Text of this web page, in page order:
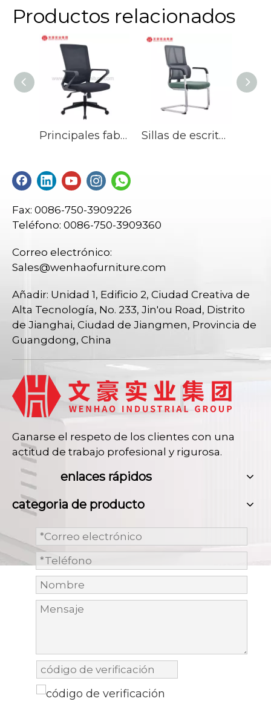
recepción.
Productos relacionados
Principales fabricantes de sillas de escritorio tapizadas con sillas de oficina de malla en China Sillas de escritorio tapizadas verdes de acero de los visitantes de la silla de la conferencia de la malla con la ayuda lumbar
Fax: 0086-750-3909226
Teléfono: 0086-750-3909360
Correo electrónico:
Sales@wenhaofurniture.com
Añadir: Unidad 1, Edificio 2, Ciudad Creativa de
Alta Tecnología, No. 233, Jin'ou Road, Distrito
de Jianghai, Ciudad de Jiangmen, Provincia de
Guangdong, China
Ganarse el respeto de los clientes con una
actitud de trabajo profesional y rigurosa.
enlaces rápidos
categoria de producto